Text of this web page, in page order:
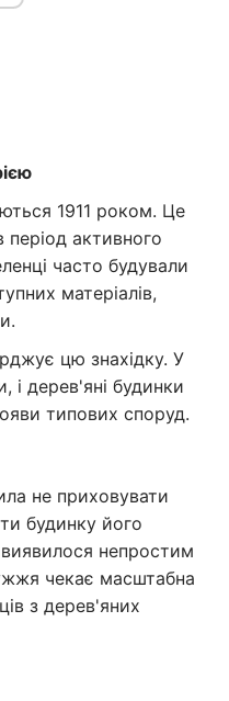
1911 роком. Це
активного
часто будували
матеріалів,
цю знахідку. У
і дерев'яні будинки
типових споруд.
не приховувати
будинку його
непростим
чекає масштабна
з дерев'яних